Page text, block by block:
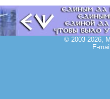
© 2003-2026,
E-